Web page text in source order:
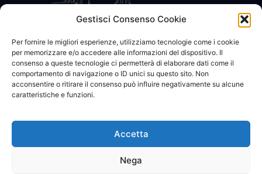
Gestisci Consenso Cookie
Per fornire le migliori esperienze, utilizziamo tecnologie come i cookie
per memorizzare e/o accedere alle informazioni del dispositivo. Il
consenso a queste tecnologie ci permetterà di elaborare dati come il
comportamento di navigazione o ID unici su questo sito. Non
acconsentire o ritirare il consenso può influire negativamente su alcune
caratteristiche e funzioni.
Accetta
Nega
CONTATTACI COOKIE POLICY PRIVACY
© 2002 - 2026 SanBartolomeo.info :::: powered by Go Web snc |